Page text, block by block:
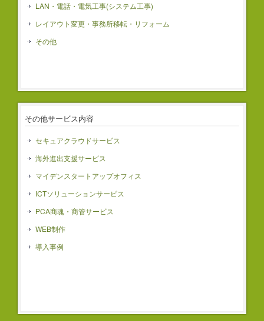
LAN・電話・電気工事(システム工事)
レイアウト変更・事務所移転・リフォーム
その他
その他サービス内容
セキュアクラウドサービス
海外進出支援サービス
マイデンスタートアップオフィス
ICTソリューションサービス
PCA商魂・商管サービス
WEB制作
導入事例